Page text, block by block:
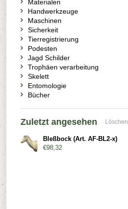
Materialen
Handwerkzeuge
Maschinen
Sicherkeit
Tierregistrierung
Podesten
Jagd Schilder
Trophäen verarbeitung
Skelett
Entomologie
Bücher
Zuletzt angesehen Löschen
Bleßbock (Art. AF-BL2-x)
€98,32